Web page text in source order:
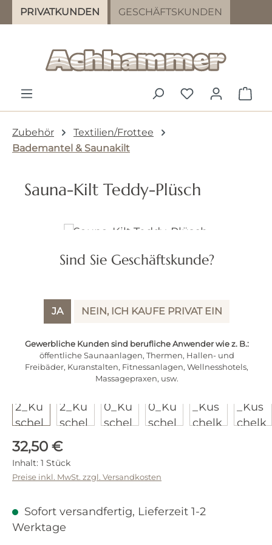
Zum Hauptinhalt springen
PRIVATKUNDEN GESCHÄFTSKUNDEN
Sind Sie Geschäftskunde?
JA NEIN, ICH KAUFE PRIVAT EIN
Gewerbliche Kunden sind berufliche Anwender wie z. B.:
öffentliche Saunaanlagen, Thermen, Hallen- und
Freibäder, Kuranstalten, Fitnessanlagen, Wellnesshotels,
Massagepraxen, usw.
DU HAST 0
Zubehör
Textilien/Frottee
Bademantel & Saunakilt
Sauna-Kilt Teddy-Plüsch
Bildergalerie überspringen
Regulärer Preis:
32,50 €
Inhalt: 1 Stück
Preise inkl. MwSt. zzgl. Versandkosten
Sofort versandfertig, Lieferzeit 1-2
Werktage